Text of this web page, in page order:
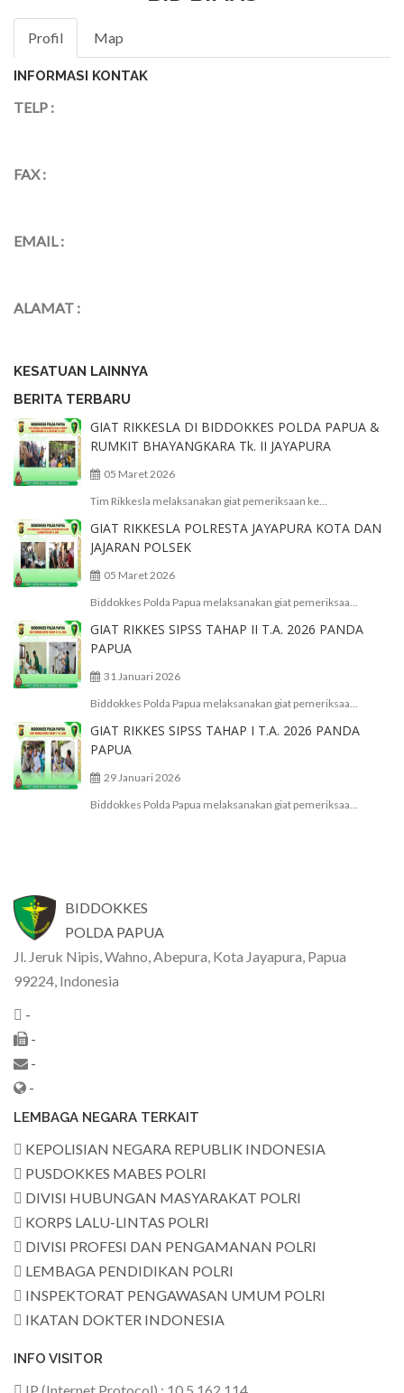
Profil Map
INFORMASI KONTAK
TELP :
FAX :
EMAIL :
ALAMAT :
KESATUAN LAINNYA
BERITA TERBARU
GIAT RIKKESLA DI BIDDOKKES POLDA PAPUA &
RUMKIT BHAYANGKARA Tk. II JAYAPURA
05 Maret 2026
Tim Rikkesla melaksanakan giat pemeriksaan ke...
GIAT RIKKESLA POLRESTA JAYAPURA KOTA DAN
JAJARAN POLSEK
05 Maret 2026
Biddokkes Polda Papua melaksanakan giat pemeriksaa...
GIAT RIKKES SIPSS TAHAP II T.A. 2026 PANDA
PAPUA
31 Januari 2026
Biddokkes Polda Papua melaksanakan giat pemeriksaa...
GIAT RIKKES SIPSS TAHAP I T.A. 2026 PANDA
PAPUA
29 Januari 2026
Biddokkes Polda Papua melaksanakan giat pemeriksaa...
BIDDOKKES
POLDA PAPUA
Jl. Jeruk Nipis, Wahno, Abepura, Kota Jayapura, Papua
99224, Indonesia
-
-
-
-
LEMBAGA NEGARA TERKAIT
KEPOLISIAN NEGARA REPUBLIK INDONESIA
PUSDOKKES MABES POLRI
DIVISI HUBUNGAN MASYARAKAT POLRI
KORPS LALU-LINTAS POLRI
DIVISI PROFESI DAN PENGAMANAN POLRI
LEMBAGA PENDIDIKAN POLRI
INSPEKTORAT PENGAWASAN UMUM POLRI
IKATAN DOKTER INDONESIA
INFO VISITOR